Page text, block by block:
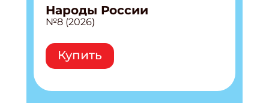
Народы России
№8 (2026)
Купить